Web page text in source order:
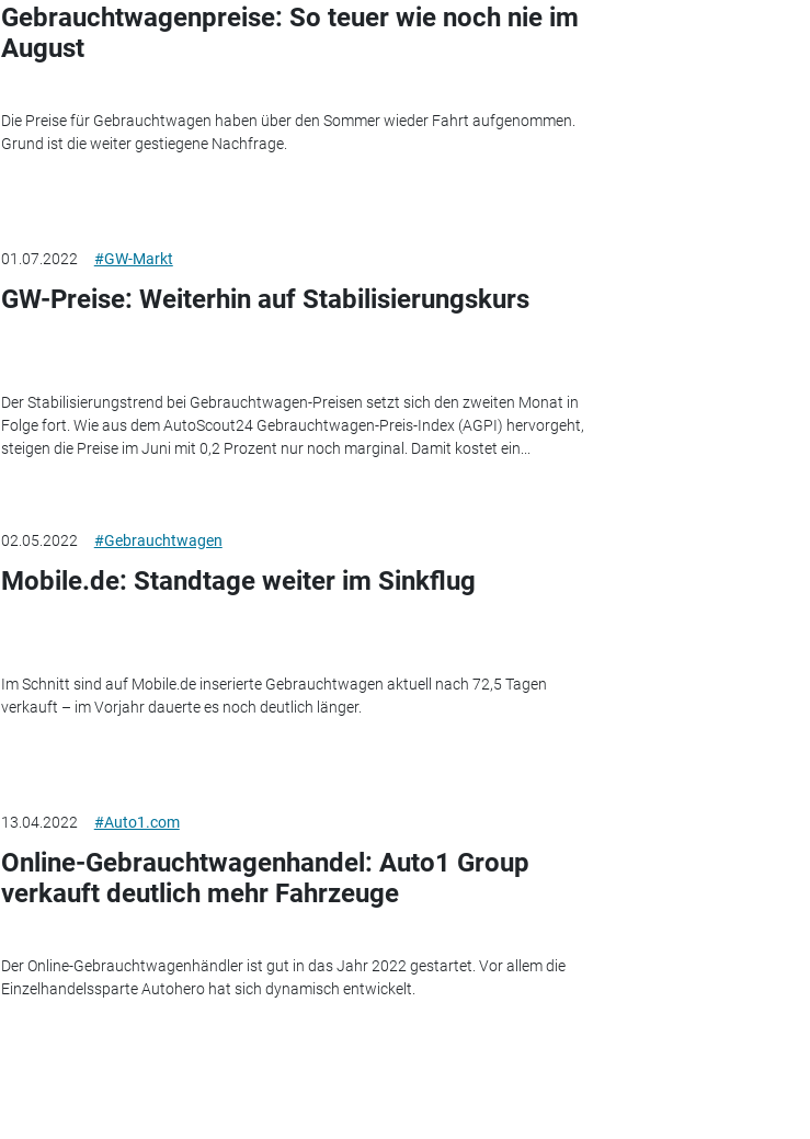
Gebrauchtwagenpreise: So teuer wie noch nie im
August
Die Preise für Gebrauchtwagen haben über den Sommer wieder Fahrt aufgenommen.
Grund ist die weiter gestiegene Nachfrage.
01.07.2022 #GW-Markt
GW-Preise: Weiterhin auf Stabilisierungskurs
Der Stabilisierungstrend bei Gebrauchtwagen-Preisen setzt sich den zweiten Monat in
Folge fort. Wie aus dem AutoScout24 Gebrauchtwagen-Preis-Index (AGPI) hervorgeht,
steigen die Preise im Juni mit 0,2 Prozent nur noch marginal. Damit kostet ein...
02.05.2022 #Gebrauchtwagen
Mobile.de: Standtage weiter im Sinkflug
Im Schnitt sind auf Mobile.de inserierte Gebrauchtwagen aktuell nach 72,5 Tagen
verkauft – im Vorjahr dauerte es noch deutlich länger.
13.04.2022 #Auto1.com
Online-Gebrauchtwagenhandel: Auto1 Group
verkauft deutlich mehr Fahrzeuge
Der Online-Gebrauchtwagenhändler ist gut in das Jahr 2022 gestartet. Vor allem die
Einzelhandelssparte Autohero hat sich dynamisch entwickelt.